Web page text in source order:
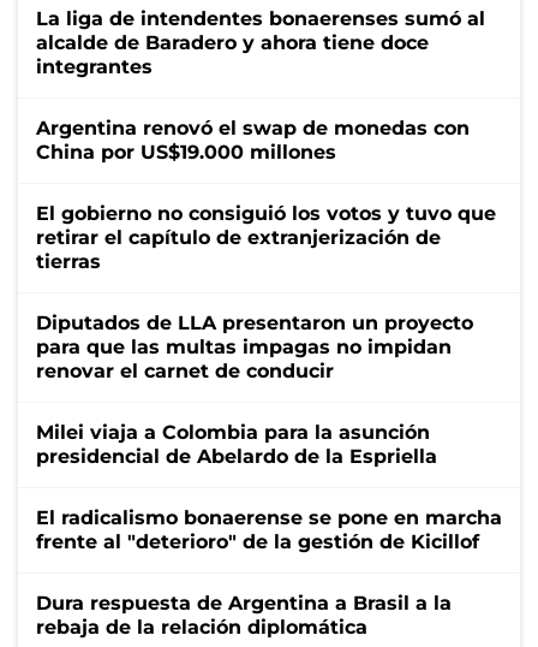
La liga de intendentes bonaerenses sumó al
alcalde de Baradero y ahora tiene doce
integrantes
Argentina renovó el swap de monedas con
China por US$19.000 millones
El gobierno no consiguió los votos y tuvo que
retirar el capítulo de extranjerización de
tierras
Diputados de LLA presentaron un proyecto
para que las multas impagas no impidan
renovar el carnet de conducir
Milei viaja a Colombia para la asunción
presidencial de Abelardo de la Espriella
El radicalismo bonaerense se pone en marcha
frente al "deterioro" de la gestión de Kicillof
Dura respuesta de Argentina a Brasil a la
rebaja de la relación diplomática